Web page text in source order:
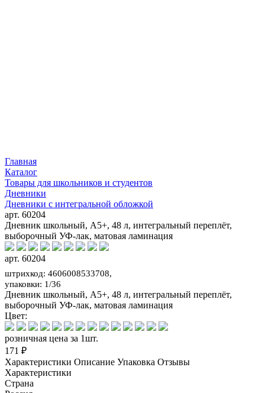
Главная
Каталог
Товары для школьников и студентов
Дневники
Дневники с интегральной обложкой
арт. 60204
Дневник школьный, А5+, 48 л, интегральный переплёт,
выборочный УФ-лак, матовая ламинация
арт. 60204
штрихкод: 4606008533708,
упаковки: 1/36
Дневник школьный, А5+, 48 л, интегральный переплёт,
выборочный УФ-лак, матовая ламинация
Цвет:
розничная цена за 1шт.
171 ₽
Характеристики Описание Упаковка Отзывы
Характеристики
Страна